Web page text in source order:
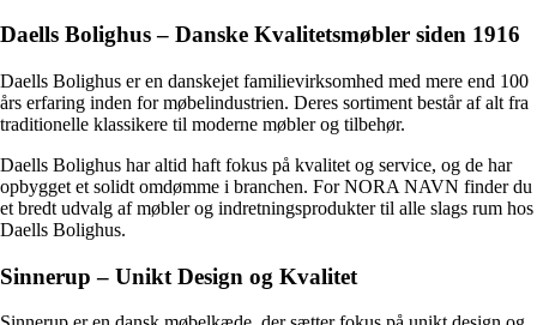
Daells Bolighus – Danske Kvalitetsmøbler siden 1916
Daells Bolighus er en danskejet familievirksomhed med mere end 100
års erfaring inden for møbelindustrien. Deres sortiment består af alt fra
traditionelle klassikere til moderne møbler og tilbehør.
Daells Bolighus har altid haft fokus på kvalitet og service, og de har
opbygget et solidt omdømme i branchen. For NORA NAVN finder du
et bredt udvalg af møbler og indretningsprodukter til alle slags rum hos
Daells Bolighus.
Sinnerup – Unikt Design og Kvalitet